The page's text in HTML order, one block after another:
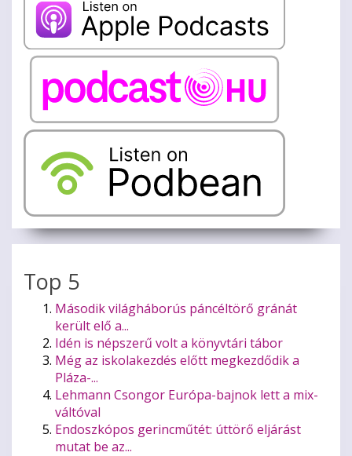
Top 5
Második világháborús páncéltörő gránát
került elő a...
Idén is népszerű volt a könyvtári tábor
Még az iskolakezdés előtt megkezdődik a
Pláza-...
Lehmann Csongor Európa-bajnok lett a mix-
váltóval
Endoszkópos gerincműtét: úttörő eljárást
mutat be az...